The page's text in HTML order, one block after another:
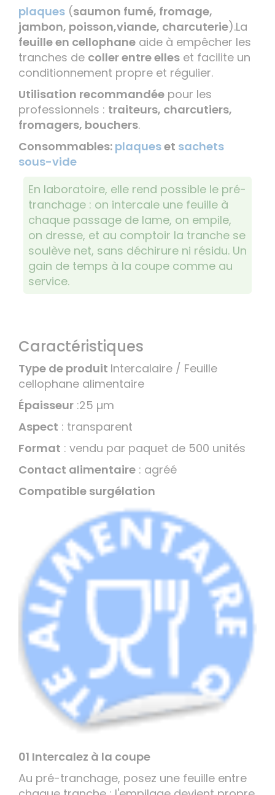
plaques (saumon fumé, fromage,
jambon, poisson,viande, charcuterie).La
feuille en cellophane aide à empêcher les
tranches de coller entre elles et facilite un
conditionnement propre et régulier.
Utilisation recommandée pour les
professionnels : traiteurs, charcutiers,
fromagers, bouchers.
Consommables: plaqueset sachets
sous-vide
En laboratoire, elle rend possible le pré-
tranchage : on intercale une feuille à
chaque passage de lame, on empile,
on dresse, et au comptoir la tranche se
soulève net, sans déchirure ni résidu. Un
gain de temps à la coupe comme au
service.
Caractéristiques
Type de produit Intercalaire / Feuille
cellophane alimentaire
Épaisseur :25 µm
Aspect : transparent
Format : vendu par paquet de 500 unités
Contact alimentaire : agréé
Compatible surgélation
01 Intercalez à la coupe
Au pré-tranchage, posez une feuille entre